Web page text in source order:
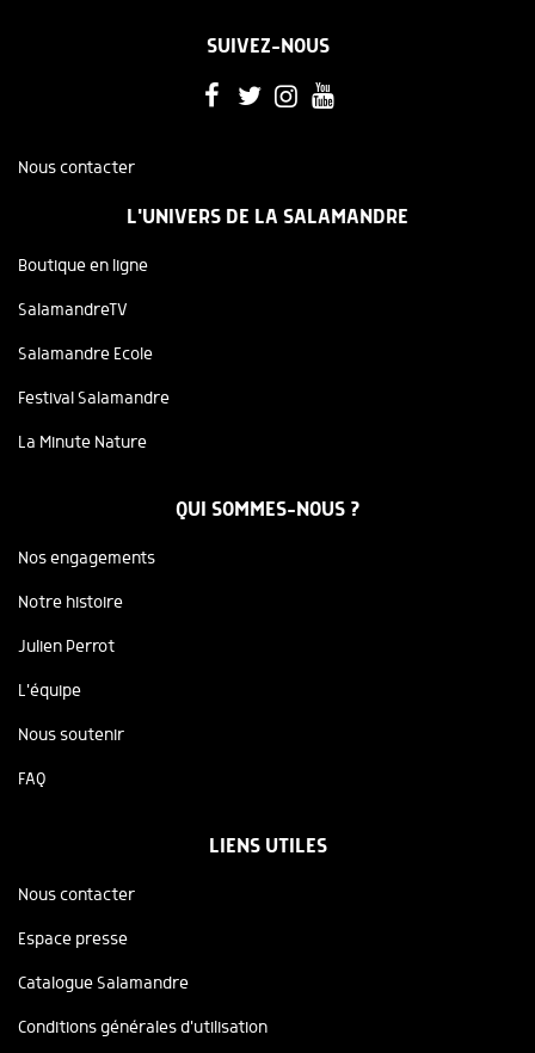
SUIVEZ-NOUS
Nous contacter
L'UNIVERS DE LA SALAMANDRE
Boutique en ligne
SalamandreTV
Salamandre Ecole
Festival Salamandre
La Minute Nature
QUI SOMMES-NOUS ?
Nos engagements
Notre histoire
Julien Perrot
L'équipe
Nous soutenir
FAQ
LIENS UTILES
Nous contacter
Espace presse
Catalogue Salamandre
Conditions générales d'utilisation